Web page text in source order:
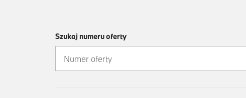
Szukaj numeru oferty